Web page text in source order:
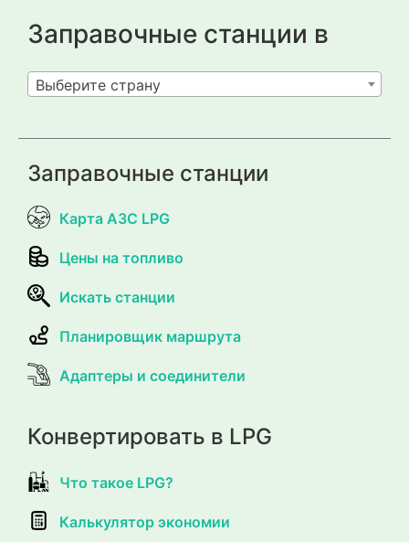
Заправочные станции в
Выберите страну
Заправочные станции
Карта АЗС LPG
Цены на топливо
Искать станции
Планировщик маршрута
Адаптеры и соединители
Конвертировать в LPG
Что такое LPG?
Калькулятор экономии